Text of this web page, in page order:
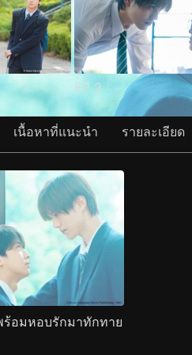
EP 2
เนื้อหาที่แนะนำ รายละเอียด
ร้อมหอบรักมาทักทาย